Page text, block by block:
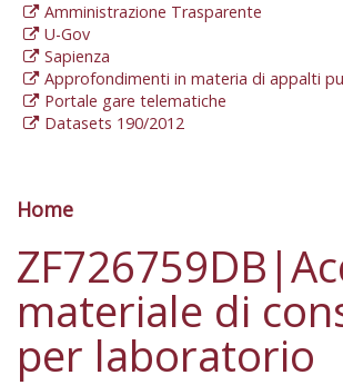
Amministrazione Trasparente
U-Gov
Sapienza
Approfondimenti in materia di appalti
Portale gare telematiche
Datasets 190/2012
Tu sei qui
Home
materiale di
per laboratorio